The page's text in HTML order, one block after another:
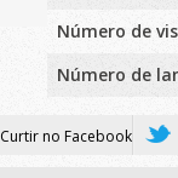
Número de
Número de
Curtir no Facebook